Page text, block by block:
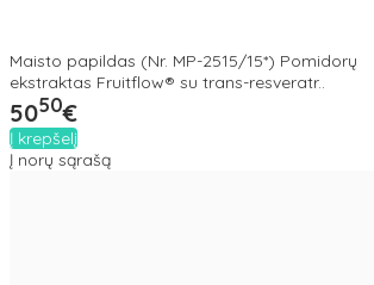
Maisto papildas (Nr. MP-2515/15*) Pomidorų
ekstraktas Fruitflow® su trans-resveratr..
5050€
Į krepšelį
Į norų sąrašą